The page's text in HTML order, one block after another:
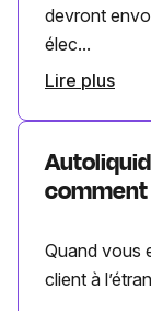
devront
élec...
Lire plus
comment
Quand vous
client à